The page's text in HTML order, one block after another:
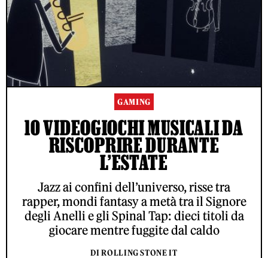
GAMING
10 VIDEOGIOCHI MUSICALI DA
RISCOPRIRE DURANTE
L’ESTATE
Jazz ai confini dell’universo, risse tra
rapper, mondi fantasy a metà tra il Signore
degli Anelli e gli Spinal Tap: dieci titoli da
giocare mentre fuggite dal caldo
DI ROLLING STONE IT